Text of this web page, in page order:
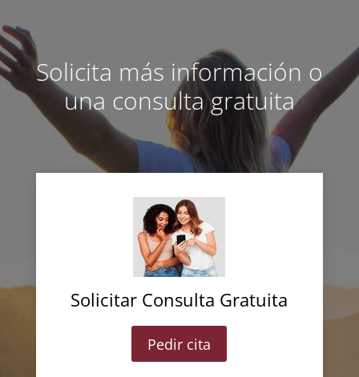
Solicita más información o
una consulta gratuita
Solicitar Consulta Gratuita
Pedir cita